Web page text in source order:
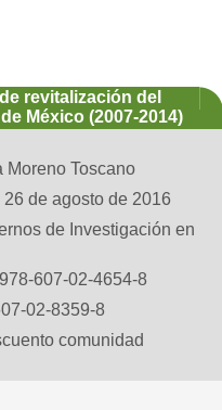
revitalización del
México (2007-2014)
Moreno Toscano
26 de agosto de 2016
de Investigación en
978-607-02-4654-8
02-8359-8
comunidad